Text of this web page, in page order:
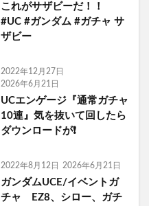
これがサザビーだ！！
#UC #ガンダム #ガチャ サ
ザビー
2022年12月27日
2026年6月21日
UCエンゲージ『通常ガチャ
10連』気を抜いて回したら
ダウンロードが❗
2022年8月12日 2026年6月21日
ガンダムUCE/イベントガ
チャ EZ8、シロー、ガチ